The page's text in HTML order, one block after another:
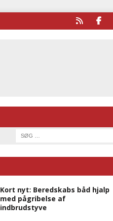
Kort nyt: Beredskabs båd hjalp
med pågribelse af
indbrudstyve